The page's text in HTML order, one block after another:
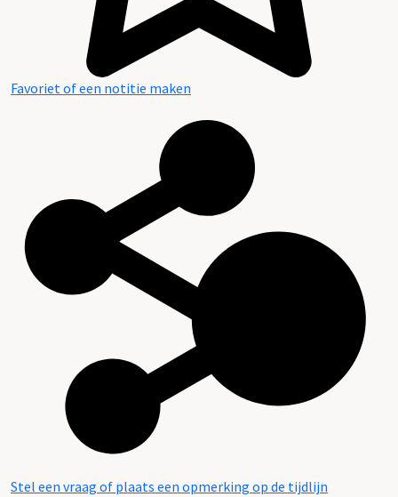
Favoriet of een notitie maken
Stel een vraag of plaats een opmerking op de tijdlijn